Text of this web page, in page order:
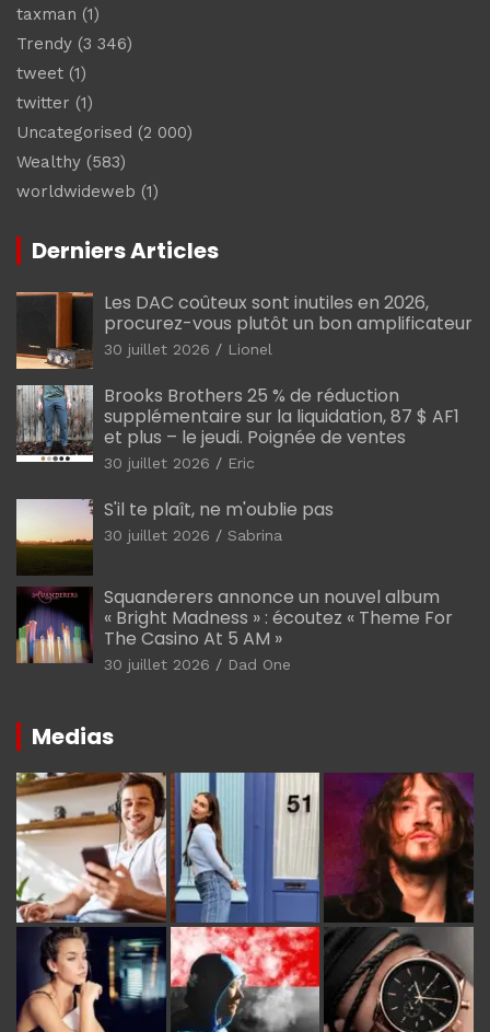
taxman (1)
Trendy (3 346)
tweet (1)
twitter (1)
Uncategorised (2 000)
Wealthy (583)
worldwideweb (1)
Derniers Articles
Les DAC coûteux sont inutiles en 2026,
procurez-vous plutôt un bon amplificateur
30 juillet 2026 Lionel
Brooks Brothers 25 % de réduction
supplémentaire sur la liquidation, 87 $ AF1
et plus – le jeudi. Poignée de ventes
30 juillet 2026 Eric
S'il te plaît, ne m'oublie pas
30 juillet 2026 Sabrina
Squanderers annonce un nouvel album
« Bright Madness » : écoutez « Theme For
The Casino At 5 AM »
30 juillet 2026 Dad One
Medias